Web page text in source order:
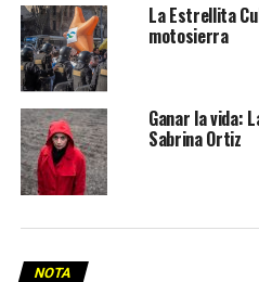
La Estrellita
motosierra
Ganar la vida:
Sabrina Ortiz
NOTA